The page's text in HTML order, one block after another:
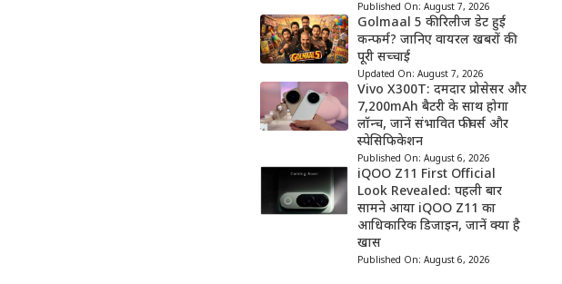
Published On: August 7, 2026
Golmaal 5 की रिलीज डेट हुई
कन्फर्म? जानिए वायरल खबरों की
पूरी सच्चाई
Updated On: August 7, 2026
Vivo X300T: दमदार प्रोसेसर और
7,200mAh बैटरी के साथ होगा
लॉन्च, जानें संभावित फीचर्स और
स्पेसिफिकेशन
Published On: August 6, 2026
iQOO Z11 First Official
Look Revealed: पहली बार
सामने आया iQOO Z11 का
आधिकारिक डिजाइन, जानें क्या है
खास
Published On: August 6, 2026